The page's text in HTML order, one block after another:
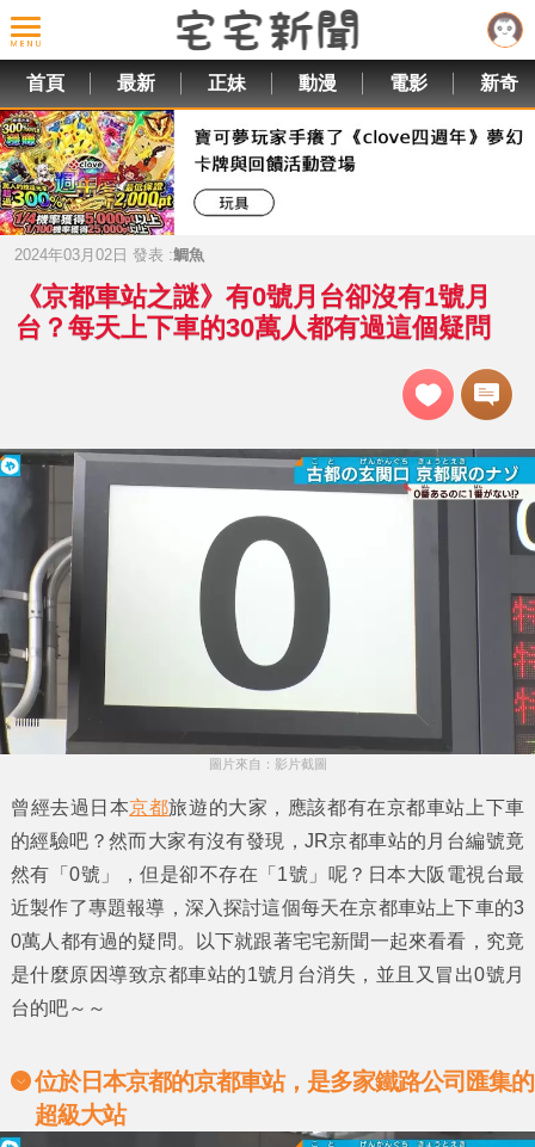
首頁 最新 正妹 動漫 電影 新奇
2024年03月02日 發表 :鯛魚
《京都車站之謎》有0號月台卻沒有1號月
台？每天上下車的30萬人都有過這個疑問
圖片來自：影片截圖
曾經去過日本京都旅遊的大家，應該都有在京都車站上下車
的經驗吧？然而大家有沒有發現， JR京都車站的月台編號竟
然有 「0號」 ，但是卻不存在 「1號」 呢？日本大阪電視台最
近製作了專題報導，深入探討這個每天在京都車站上下車的3
0萬人都有過的疑問。以下就跟著宅宅新聞一起來看看，究竟
是什麼原因導致京都車站的1號月台消失，並且又冒出0號月
台的吧～～
位於日本京都的京都車站，是多家鐵路公司匯集的
超級大站